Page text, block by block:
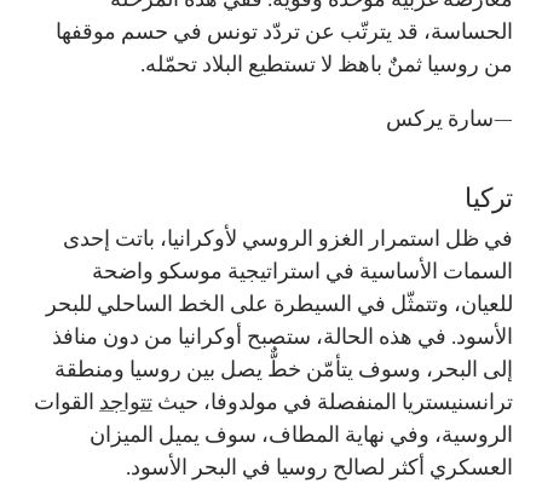
الحساسة، قد يترتّب عن تردّد تونس في حسم موقفها
من روسيا ثمنٌ باهظ لا تستطيع البلاد تحمّله.
—سارة يركس
تركيا
في ظل استمرار الغزو الروسي لأوكرانيا، باتت إحدى
السمات الأساسية في استراتيجية موسكو واضحة
للعيان، وتتمثّل في السيطرة على الخط الساحلي للبحر
الأسود. في هذه الحالة، ستصبح أوكرانيا من دون منافذ
إلى البحر، وسوف يتأمّن خطٌّ يصل بين روسيا ومنطقة
ترانسنيستريا المنفصلة في مولدوفا، حيث تتواجد القوات
الروسية، وفي نهاية المطاف، سوف يميل الميزان
العسكري أكثر لصالح روسيا في البحر الأسود.